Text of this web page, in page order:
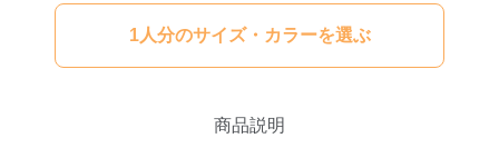
1人分のサイズ・カラーを選ぶ
商品説明